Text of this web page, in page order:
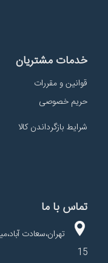
خدمات مشتریان
قوانین و مقررات
حریم خصوصی
شرایط بازگرداندن کالا
تماس با ما
تهران،سعادت
15